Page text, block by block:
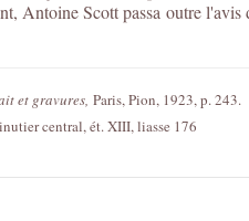
Antoine Scott passa outre l'avis
et gravures, Paris, Pion, 1923, p. 243.
central, ét. XIII, liasse 176